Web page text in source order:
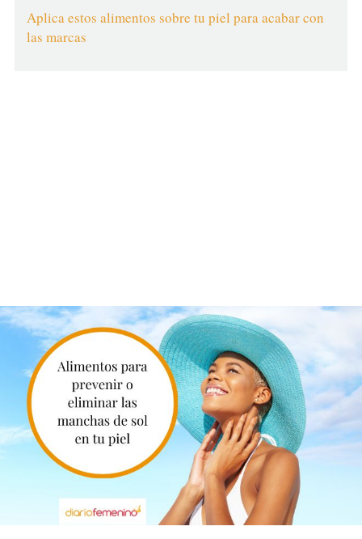
Aplica estos alimentos sobre tu piel para acabar con
las marcas